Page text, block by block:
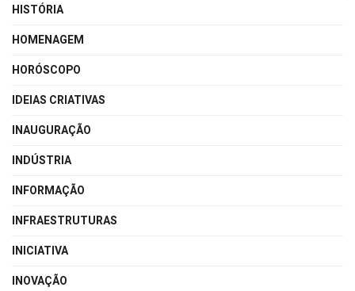
HISTÓRIA
HOMENAGEM
HORÓSCOPO
IDEIAS CRIATIVAS
INAUGURAÇÃO
INDÚSTRIA
INFORMAÇÃO
INFRAESTRUTURAS
INICIATIVA
INOVAÇÃO